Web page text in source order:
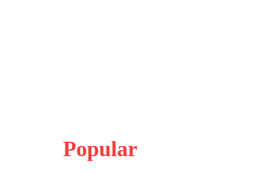
Popular